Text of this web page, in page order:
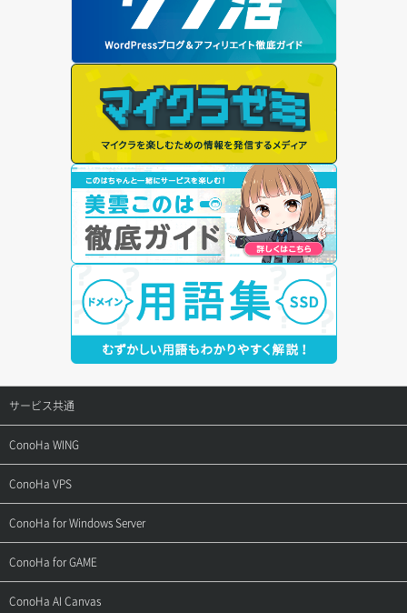
サービス共通
サポートトップ
ご契約・お支払い
用語集
お問い合わせ
ConoHa WING
サポートトップ
ご利用ガイド
お乗り換えガイド
ConoHa VPS
サポートトップ
ご利用ガイド
ConoHa for Windows Server
サポートトップ
ご利用ガイド
ConoHa for GAME
サポートトップ
ConoHa AI Canvas